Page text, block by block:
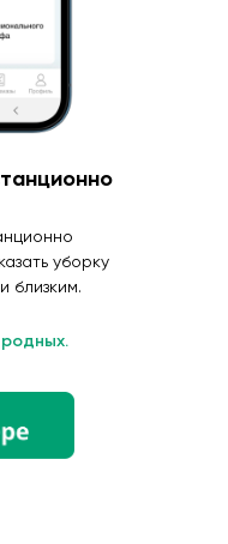
уборку
близким.